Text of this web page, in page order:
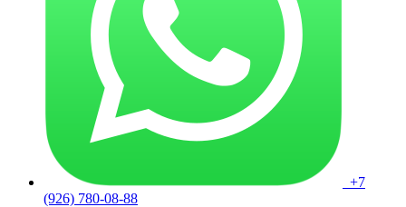
+7
(926) 780-08-88